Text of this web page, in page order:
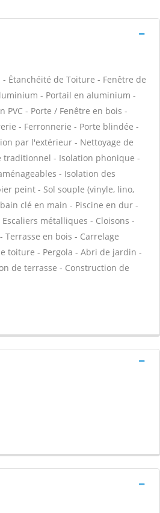
Étanchéité de Toiture - Fenêtre de
- Portail en aluminium -
PVC - Porte / Fenêtre en bois -
- Ferronnerie - Porte blindée -
par l'extérieur - Nettoyage de
traditionnel - Isolation phonique -
- Isolation des
peint - Sol souple (vinyle, lino,
clé en main - Piscine en dur -
métalliques - Cloisons -
en bois - Carrelage
toiture - Pergola - Abri de jardin -
de terrasse - Construction de